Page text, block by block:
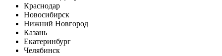
Краснодар
Новосибирск
Нижний Новгород
Казань
Екатеринбург
Челябинск